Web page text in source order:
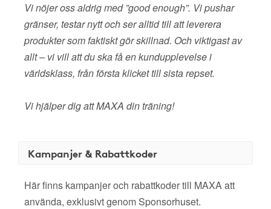
Vi nöjer oss aldrig med ”good enough”. Vi pushar
gränser, testar nytt och ser alltid till att leverera
produkter som faktiskt gör skillnad. Och viktigast av
allt – vi vill att du ska få en kundupplevelse i
världsklass, från första klicket till sista repset.
Vi hjälper dig att MAXA din träning!
Kampanjer & Rabattkoder
Här finns kampanjer och rabattkoder till MAXA att
använda, exklusivt genom Sponsorhuset.